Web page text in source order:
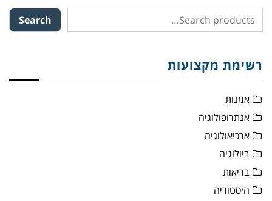
Search
רשימת מקצועות
אמנות
אנתרופולוגיה
ארכיאולוגיה
ביולוגיה
בריאות
היסטוריה